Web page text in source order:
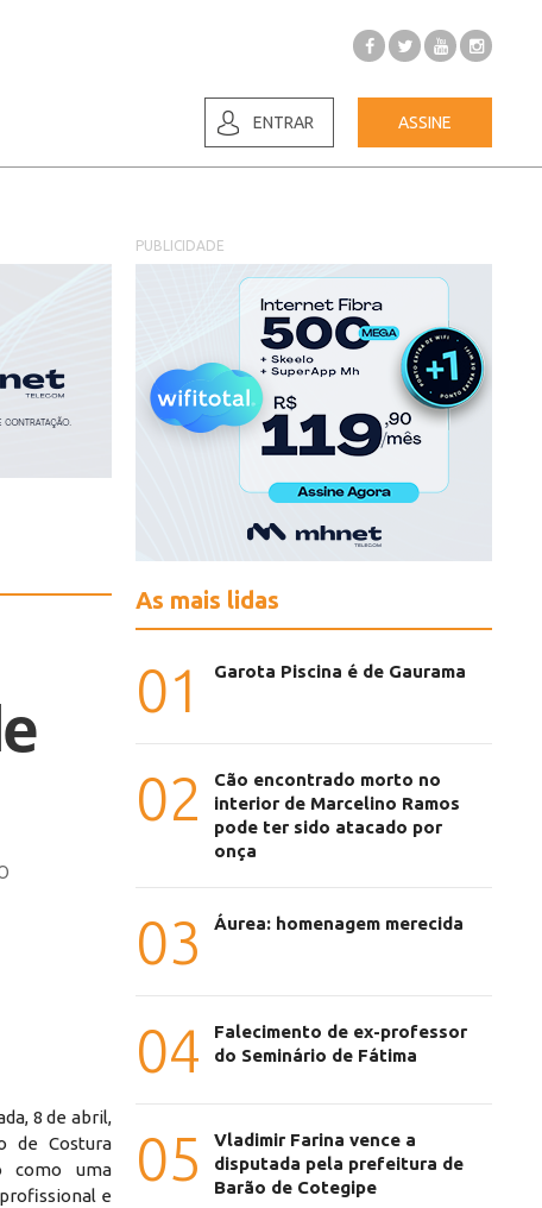
ENTRAR ASSINE
8 de abril,
de Costura
como uma
e
PUBLICIDADE
As mais lidas
01 Garota Piscina é de Gaurama
02
Cão encontrado morto no
interior de Marcelino Ramos
pode ter sido atacado por
onça
03 Áurea: homenagem merecida
04
Falecimento de ex-professor
do Seminário de Fátima
05
Vladimir Farina vence a
disputada pela prefeitura de
Barão de Cotegipe